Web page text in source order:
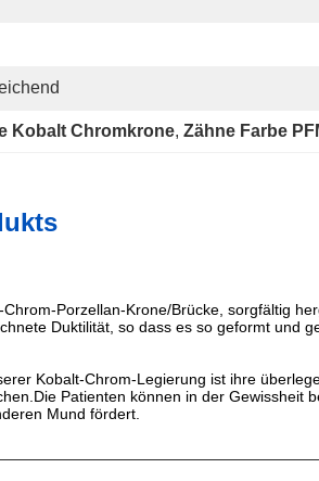
Kobalt Chromkrone, Zähne Farbe
Porzellan-Krone/Brücke, sorgfältig
Duktilität, so dass es so geformt
Kobalt-Chrom-Legierung ist ihre
Patienten können in der
Mund fördert.